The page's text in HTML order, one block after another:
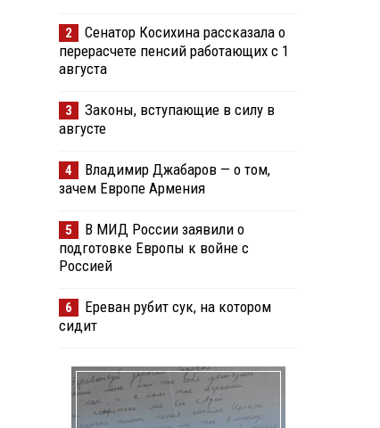
2
Сенатор Косихина рассказала о
перерасчете пенсий работающих с 1
августа
3
Законы, вступающие в силу в
августе
4
Владимир Джабаров — о том,
зачем Европе Армения
5
В МИД России заявили о
подготовке Европы к войне с
Россией
6
Ереван рубит сук, на котором
сидит